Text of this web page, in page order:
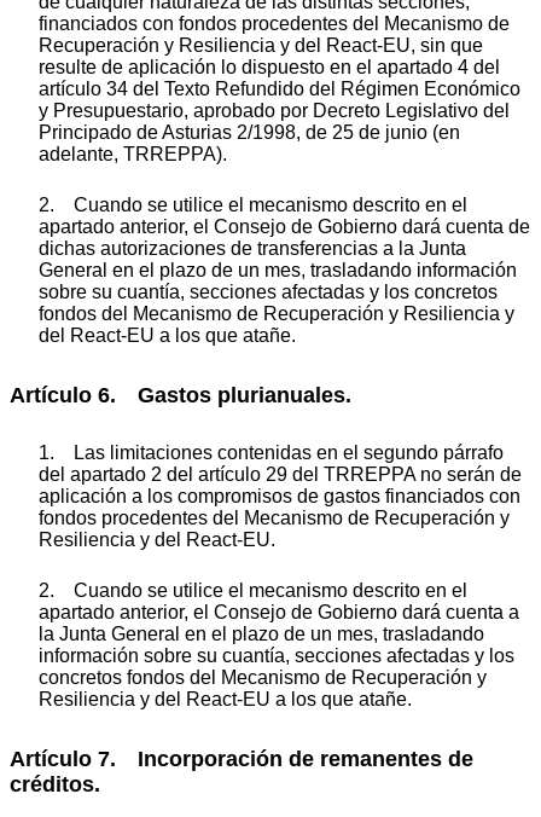
financiados con fondos procedentes del Mecanismo de
Recuperación y Resiliencia y del React-EU, sin que
resulte de aplicación lo dispuesto en el apartado 4 del
artículo 34 del Texto Refundido del Régimen Económico
y Presupuestario, aprobado por Decreto Legislativo del
Principado de Asturias 2/1998, de 25 de junio (en
adelante, TRREPPA).
2. Cuando se utilice el mecanismo descrito en el
apartado anterior, el Consejo de Gobierno dará cuenta de
dichas autorizaciones de transferencias a la Junta
General en el plazo de un mes, trasladando información
sobre su cuantía, secciones afectadas y los concretos
fondos del Mecanismo de Recuperación y Resiliencia y
del React-EU a los que atañe.
Artículo 6. Gastos plurianuales.
1. Las limitaciones contenidas en el segundo párrafo
del apartado 2 del artículo 29 del TRREPPA no serán de
aplicación a los compromisos de gastos financiados con
fondos procedentes del Mecanismo de Recuperación y
Resiliencia y del React-EU.
2. Cuando se utilice el mecanismo descrito en el
apartado anterior, el Consejo de Gobierno dará cuenta a
la Junta General en el plazo de un mes, trasladando
información sobre su cuantía, secciones afectadas y los
concretos fondos del Mecanismo de Recuperación y
Resiliencia y del React-EU a los que atañe.
Artículo 7. Incorporación de remanentes de
créditos.